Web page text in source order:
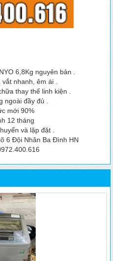
6,8Kg nguyên bản .
nhanh, êm ái .
thay thế linh kiện .
ngoài đầy đủ .
mới 90%
12 tháng
và lặp đặt .
6 Đội Nhân Ba Đình HN